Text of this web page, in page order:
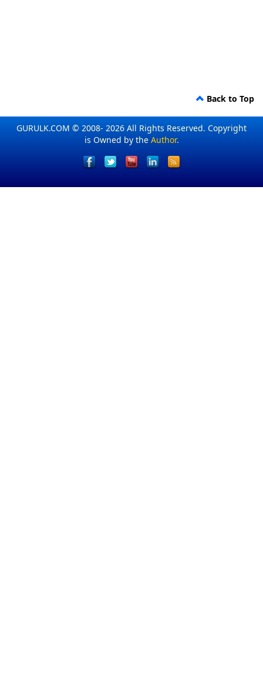
Back to Top
GURULK.COM © 2008- 2026 All Rights Reserved. Copyright
is Owned by the Author.